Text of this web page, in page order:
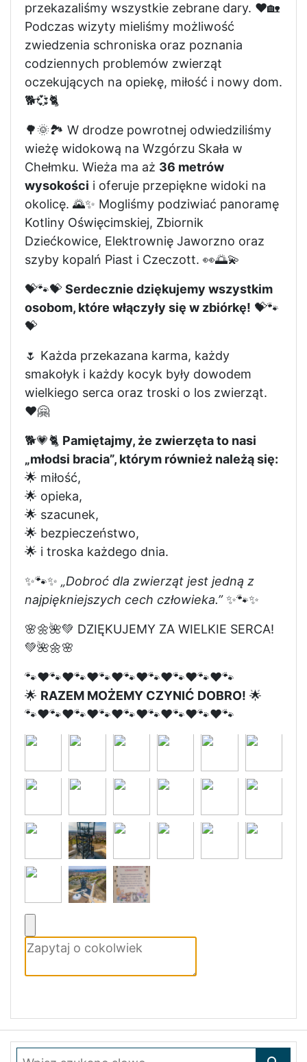
przekazaliśmy wszystkie zebrane dary. ❤️🏡
Podczas wizyty mieliśmy możliwość
zwiedzenia schroniska oraz poznania
codziennych problemów zwierząt
oczekujących na opiekę, miłość i nowy dom.
🐕💞🐈
🌳🌞🏞️ W drodze powrotnej odwiedziliśmy
wieżę widokową na Wzgórzu Skała w
Chełmku. Wieża ma aż 36 metrów
wysokości i oferuje przepiękne widoki na
okolicę. 🌄✨ Mogliśmy podziwiać panoramę
Kotliny Oświęcimskiej, Zbiornik
Dziećkowice, Elektrownię Jaworzno oraz
szyby kopalń Piast i Czeczott. 👀🌅💫
💝🐾💝 Serdecznie dziękujemy wszystkim
osobom, które włączyły się w zbiórkę! 💝🐾
💝
🌷 Każda przekazana karma, każdy
smakołyk i każdy kocyk były dowodem
wielkiego serca oraz troski o los zwierząt.
❤️🤗
🐕💗🐈 Pamiętajmy, że zwierzęta to nasi
„młodsi bracia”, którym również należą się:
🌟 miłość,
🌟 opieka,
🌟 szacunek,
🌟 bezpieczeństwo,
🌟 i troska każdego dnia.
✨🐾✨ „Dobroć dla zwierząt jest jedną z
najpiękniejszych cech człowieka.”✨🐾✨
🌸🌼🌺💚 DZIĘKUJEMY ZA WIELKIE SERCA!
💚🌺🌼🌸
🐾❤️🐾❤️🐾❤️🐾❤️🐾❤️🐾❤️🐾❤️🐾❤️🐾
🌟 RAZEM MOŻEMY CZYNIĆ DOBRO! 🌟
🐾❤️🐾❤️🐾❤️🐾❤️🐾❤️🐾❤️🐾❤️🐾❤️🐾
Wpisz szukane słowo